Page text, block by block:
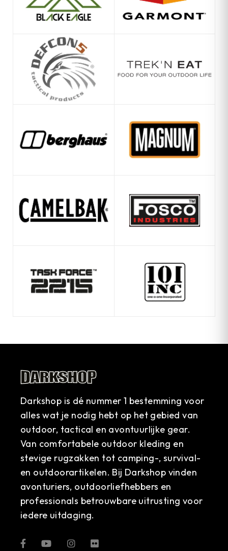
Darkshop is dé nummer 1 bestemming voor
alles wat je nodig hebt op het gebied van
outdoor, tactical en avontuurlijke gear.
Van comfortabele outdoor kleding en
stevige rugzakken tot camping-, survival-
en outdoorartikelen. Bij Darkshop vinden
avonturiers, outdoorliefhebbers en
professionals betrouwbare uitrusting voor
iedere uitdaging.